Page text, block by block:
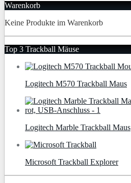
Warenkorb
Keine Produkte im Warenkorb
Top 3 Trackball Mäuse
Logitech M570 Trackball Maus
Logitech Marble Trackball Maus
Microsoft Trackball Explorer